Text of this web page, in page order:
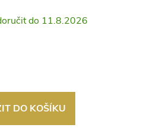
11.8.2026
DO KOŠÍKU